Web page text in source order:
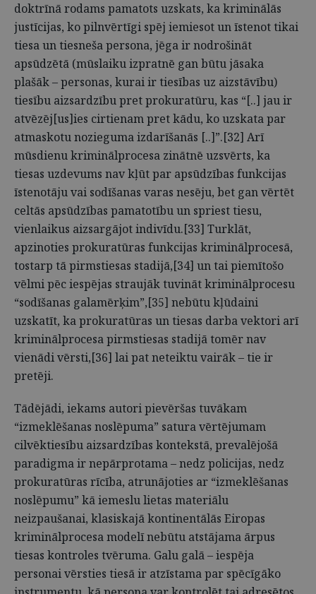
doktrīnā rodams pamatots uzskats, ka kriminālās
justīcijas, ko pilnvērtīgi spēj iemiesot un īstenot tikai
tiesa un tiesneša persona, jēga ir nodrošināt
apsūdzētā (mūslaiku izpratnē gan būtu jāsaka
plašāk – personas, kurai ir tiesības uz aizstāvību)
tiesību aizsardzību pret prokuratūru, kas “[..] jau ir
atvēzēj[us]ies cirtienam pret kādu, ko uzskata par
atmaskotu nozieguma izdarīšanās [..]”.[32] Arī
mūsdienu kriminālprocesa zinātnē uzsvērts, ka
tiesas uzdevums nav kļūt par apsūdzības funkcijas
īstenotāju vai sodīšanas varas nesēju, bet gan vērtēt
celtās apsūdzības pamatotību un spriest tiesu,
vienlaikus aizsargājot indivīdu.[33] Turklāt,
apzinoties prokuratūras funkcijas kriminālprocesā,
tostarp tā pirmstiesas stadijā,[34] un tai piemītošo
vēlmi pēc iespējas straujāk tuvināt kriminālprocesu
“sodīšanas galamērķim”,[35] nebūtu kļūdaini
uzskatīt, ka prokuratūras un tiesas darba vektori arī
kriminālprocesa pirmstiesas stadijā tomēr nav
vienādi vērsti,[36] lai pat neteiktu vairāk – tie ir
pretēji.
Tādējādi, iekams autori pievēršas tuvākam
“izmeklēšanas noslēpuma” satura vērtējumam
cilvēktiesību aizsardzības kontekstā, prevalējošā
paradigma ir nepārprotama – nedz policijas, nedz
prokuratūras rīcība, atrunājoties ar “izmeklēšanas
noslēpumu” kā iemeslu lietas materiālu
neizpaušanai, klasiskajā kontinentālās Eiropas
kriminālprocesa modelī nebūtu atstājama ārpus
tiesas kontroles tvēruma. Galu galā – iespēja
personai vērsties tiesā ir atzīstama par spēcīgāko